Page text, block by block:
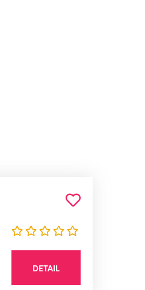
DETAIL